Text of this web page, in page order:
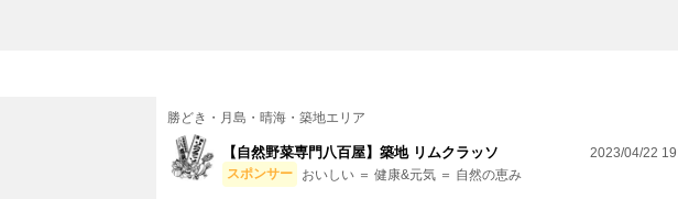
勝どき・月島・晴海・築地エリア
【自然野菜専門八百屋】築地 リムクラッソ
スポンサー おいしい ＝ 健康&元気 ＝ 自然の恵み
2023/04/22